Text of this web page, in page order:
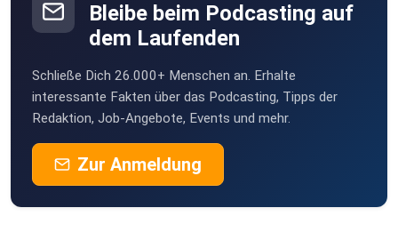
Bleibe beim Podcasting auf
dem Laufenden
Schließe Dich 26.000+ Menschen an. Erhalte
interessante Fakten über das Podcasting, Tipps der
Redaktion, Job-Angebote, Events und mehr.
Zur Anmeldung